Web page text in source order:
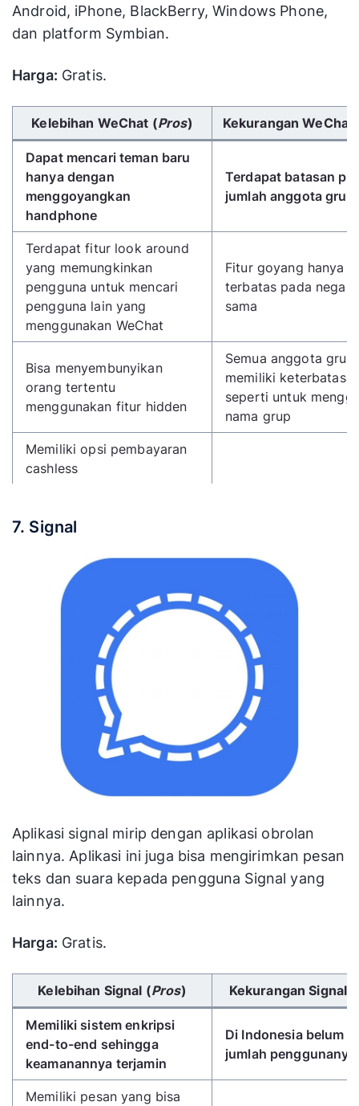
Android, iPhone, BlackBerry, Windows Phone,
dan platform Symbian.
Harga: Gratis.
Gunakan tombol panah kiri/kanan untuk
Kelebihan WeChat (Pros) Kekurangan WeChat
Dapat mencari teman baru
hanya dengan
menggoyangkan
handphone
Terdapat batasan
jumlah anggota grup
Terdapat fitur look around
yang memungkinkan
pengguna untuk mencari
pengguna lain yang
menggunakan WeChat
Fitur goyang hanya
terbatas pada
sama
Bisa menyembunyikan
orang tertentu
menggunakan fitur hidden
Semua anggota grup
memiliki
seperti untuk
nama grup
Memiliki opsi pembayaran
cashless
aktivitas teman baru
7. Signal
Aplikasi signal mirip dengan aplikasi obrolan
lainnya. Aplikasi ini juga bisa mengirimkan pesan
teks dan suara kepada pengguna Signal yang
lainnya.
Harga: Gratis.
Gunakan tombol panah kiri/kanan untuk
Kelebihan Signal (Pros) Kekurangan Signal (
Memiliki sistem enkripsi
end-to-end sehingga
keamanannya terjamin
Di Indonesia belum
jumlah penggunanya
Memiliki pesan yang bisa